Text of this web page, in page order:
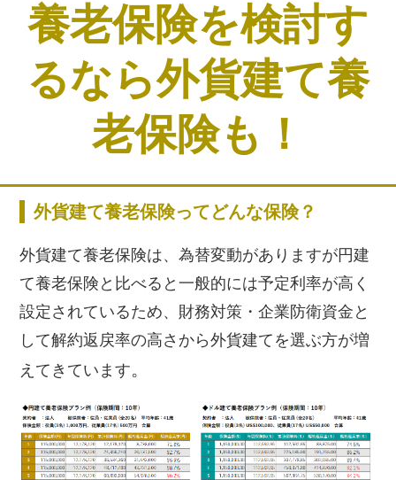
養老保険を検討す
るなら外貨建て養
老保険も！
外貨建て養老保険ってどんな保険？
外貨建て養老保険は、為替変動がありますが円建
て養老保険と比べると一般的には予定利率が高く
設定されているため、財務対策・企業防衛資金と
して解約返戻率の高さから外貨建てを選ぶ方が増
えてきています。